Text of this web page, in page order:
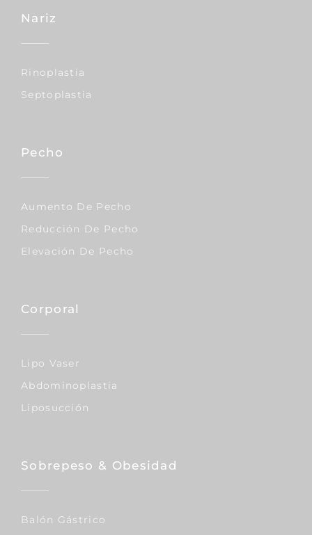
Nariz
Rinoplastia
Septoplastia
Pecho
Aumento De Pecho
Reducción De Pecho
Elevación De Pecho
Corporal
Lipo Vaser
Abdominoplastia
Liposucción
Sobrepeso & Obesidad
Balón Gástrico